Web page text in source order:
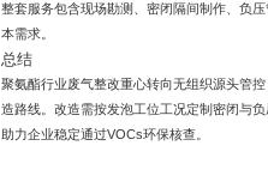
整套服务包含现场勘测、密闭隔间制作、负
本需求。
总结
聚氨酯行业废气整改重心转向无组织源头管
造路线。改造需按发泡工位工况定制密闭与
助力企业稳定通过VOCs环保核查。